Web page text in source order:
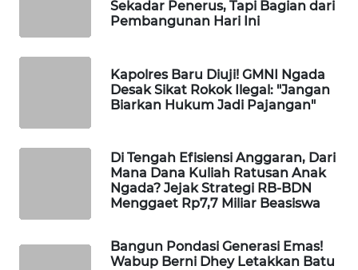
Sekadar Penerus, Tapi Bagian dari
Pembangunan Hari Ini
Kapolres Baru Diuji! GMNI Ngada
Desak Sikat Rokok Ilegal: "Jangan
Biarkan Hukum Jadi Pajangan"
Di Tengah Efisiensi Anggaran, Dari
Mana Dana Kuliah Ratusan Anak
Ngada? Jejak Strategi RB-BDN
Menggaet Rp7,7 Miliar Beasiswa
Bangun Pondasi Generasi Emas!
Wabup Berni Dhey Letakkan Batu
TAMBANG
NEWS
SIDIKALANG